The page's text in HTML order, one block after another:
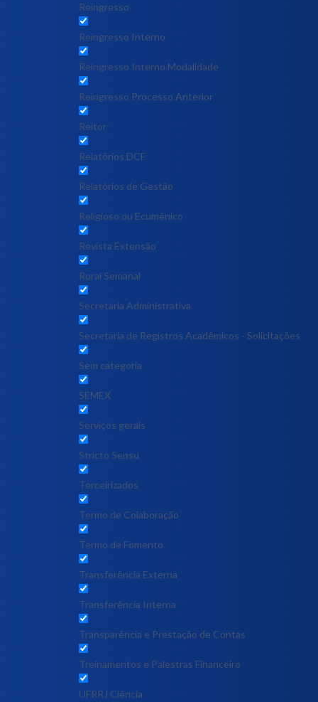
Reingresso
Reingresso Interno
Reingresso Interno Modalidade
Reingresso Processo Anterior
Reitor
Relatórios DCF
Relatórios de Gestão
Religioso ou Ecumênico
Revista Extensão
Rural Semanal
Secretaria Administrativa
Secretaria de Registros Acadêmicos - Solicitações
Sem categoria
SEMEX
Serviços gerais
Stricto Sensu
Terceirizados
Termo de Colaboração
Termo de Fomento
Transferência Externa
Transferência Interna
Transparência e Prestação de Contas
Treinamentos e Palestras Financeiro
UFRRJ Ciência